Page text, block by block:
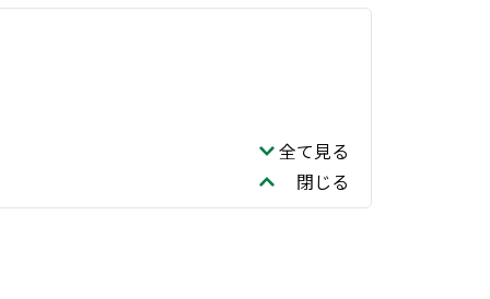
全て見る
閉じる